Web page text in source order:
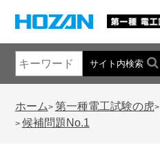
サイト内検索
ホーム> 第一種電工試験の虎>
> 候補問題No.1